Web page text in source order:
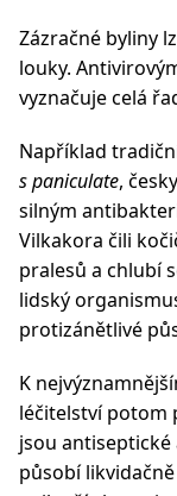
Zázračné byliny
louky.
vyznačuje celá
Například
s paniculate,
silným
Vilkakora čili
pralesů a chlubí
lidský
protizánětlivé
K
léčitelství potom
jsou
působí